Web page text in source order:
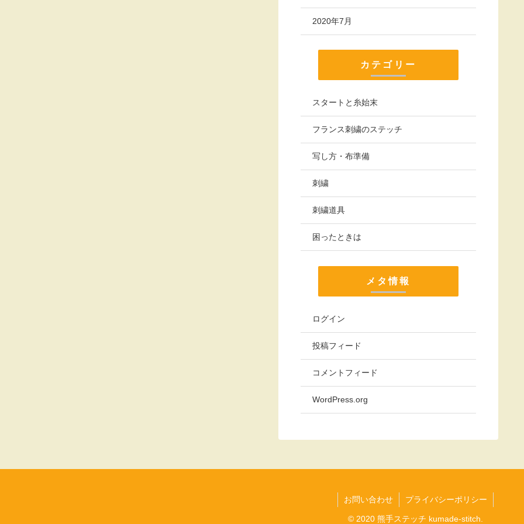
2020年7月
カテゴリー
スタートと糸始末
フランス刺繍のステッチ
写し方・布準備
刺繍
刺繍道具
困ったときは
メタ情報
ログイン
投稿フィード
コメントフィード
WordPress.org
お問い合わせ プライバシーポリシー
© 2020 熊手ステッチ kumade-stitch.